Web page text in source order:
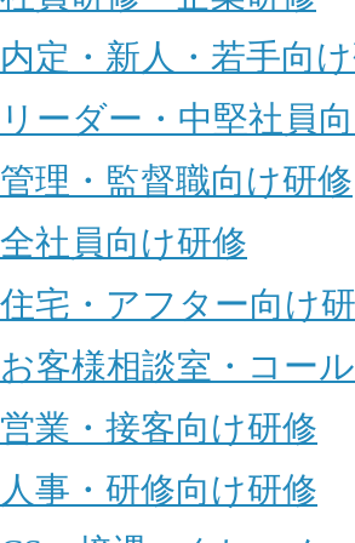
内定・新人・若手向
リーダー・中堅社員
管理・監督職向け研修
全社員向け研修
住宅・アフター向け
お客様相談室・コー
営業・接客向け研修
人事・研修向け研修